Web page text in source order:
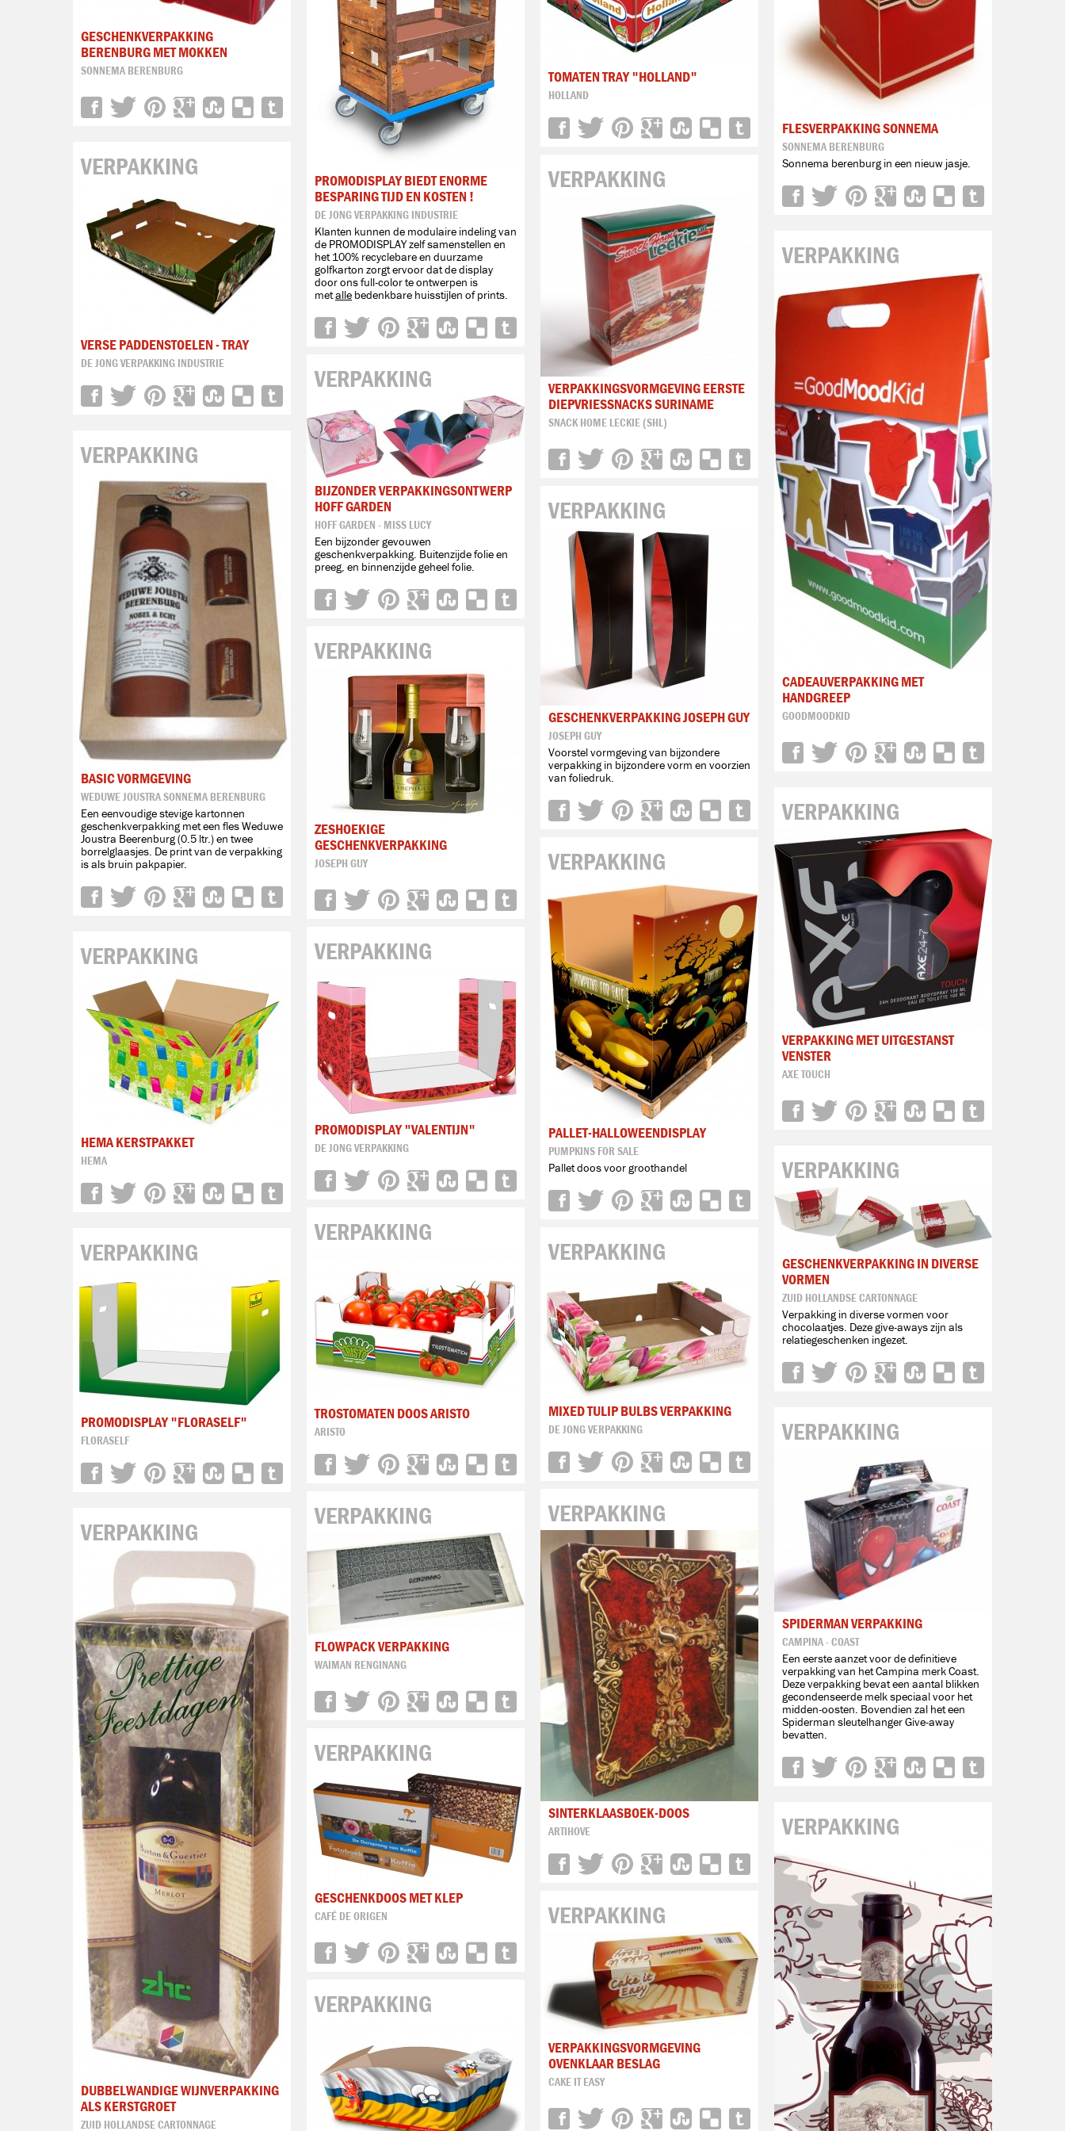
GESCHENKVERPAKKING
BERENBURG MET MOKKEN
SONNEMA BERENBURG
VERPAKKING
VERSE PADDENSTOELEN - TRAY
DE JONG VERPAKKING INDUSTRIE
VERPAKKING
BASIC VORMGEVING
WEDUWE JOUSTRA SONNEMA BERENBURG
Een eenvoudige stevige kartonnen
geschenkverpakking met een fles Weduwe
Joustra Beerenburg (0.5 ltr.) en twee
borrelglaasjes. De print van de verpakking
is als bruin pakpapier.
VERPAKKING
HEMA KERSTPAKKET
HEMA
VERPAKKING
PROMODISPLAY "FLORASELF"
FLORASELF
VERPAKKING
DUBBELWANDIGE WIJNVERPAKKING
ALS KERSTGROET
ZUID HOLLANDSE CARTONNAGE
PROMODISPLAY BIEDT ENORME
BESPARING TIJD EN KOSTEN !
DE JONG VERPAKKING INDUSTRIE
Klanten kunnen de modulaire indeling van
de PROMODISPLAY zelf samenstellen en
het 100% recyclebare en duurzame
golfkarton zorgt ervoor dat de display
door ons full-color te ontwerpen is
metalle bedenkbare huisstijlen of prints.
VERPAKKING
BIJZONDER VERPAKKINGSONTWERP
HOFF GARDEN
HOFF GARDEN - MISS LUCY
Een bijzonder gevouwen
geschenkverpakking. Buitenzijde folie en
preeg, en binnenzijde geheel folie.
VERPAKKING
ZESHOEKIGE
GESCHENKVERPAKKING
JOSEPH GUY
VERPAKKING
PROMODISPLAY "VALENTIJN"
DE JONG VERPAKKING
VERPAKKING
TROSTOMATEN DOOS ARISTO
ARISTO
VERPAKKING
FLOWPACK VERPAKKING
WAIMAN RENGINANG
VERPAKKING
GESCHENKDOOS MET KLEP
CAFÉ DE ORIGEN
VERPAKKING
TOMATEN TRAY "HOLLAND"
HOLLAND
VERPAKKING
VERPAKKINGSVORMGEVING EERSTE
DIEPVRIESSNACKS SURINAME
SNACK HOME LECKIE (SHL)
VERPAKKING
GESCHENKVERPAKKING JOSEPH GUY
JOSEPH GUY
Voorstel vormgeving van bijzondere
verpakking in bijzondere vorm en voorzien
van foliedruk.
VERPAKKING
PALLET-HALLOWEENDISPLAY
PUMPKINS FOR SALE
Pallet doos voor groothandel
VERPAKKING
MIXED TULIP BULBS VERPAKKING
DE JONG VERPAKKING
VERPAKKING
SINTERKLAASBOEK-DOOS
ARTIHOVE
VERPAKKING
VERPAKKINGSVORMGEVING
OVENKLAAR BESLAG
CAKE IT EASY
FLESVERPAKKING SONNEMA
SONNEMA BERENBURG
Sonnema berenburg in een nieuw jasje.
VERPAKKING
CADEAUVERPAKKING MET
HANDGREEP
GOODMOODKID
VERPAKKING
VERPAKKING MET UITGESTANST
VENSTER
AXE TOUCH
VERPAKKING
GESCHENKVERPAKKING IN DIVERSE
VORMEN
ZUID HOLLANDSE CARTONNAGE
Verpakking in diverse vormen voor
chocolaatjes. Deze give-aways zijn als
relatiegeschenken ingezet.
VERPAKKING
SPIDERMAN VERPAKKING
CAMPINA - COAST
Een eerste aanzet voor de definitieve
verpakking van het Campina merk Coast.
Deze verpakking bevat een aantal blikken
gecondenseerde melk speciaal voor het
midden-oosten. Bovendien zal het een
Spiderman sleutelhanger Give-away
bevatten.
VERPAKKING